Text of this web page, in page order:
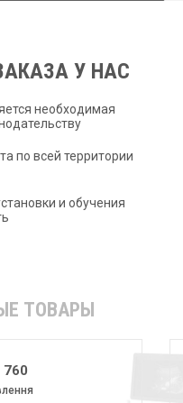
У НАС
необходимая
по всей территории
и обучения
ТОВАРЫ
760